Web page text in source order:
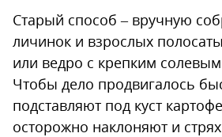
Старый способ – вручную
личинок и взрослых
или ведро с крепким
Чтобы дело продвигалось
подставляют под куст
осторожно наклоняют и